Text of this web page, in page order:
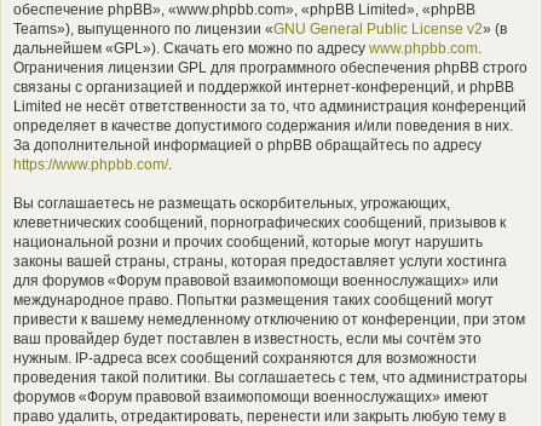
обеспечение phpBB», «www.phpbb.com», «phpBB Limited», «phpBB
Teams»), выпущенного по лицензии «GNU General Public License v2» (в
дальнейшем «GPL»). Скачать его можно по адресу www.phpbb.com.
Ограничения лицензии GPL для программного обеспечения phpBB строго
связаны с организацией и поддержкой интернет-конференций, и phpBB
Limited не несёт ответственности за то, что администрация конференций
определяет в качестве допустимого содержания и/или поведения в них.
За дополнительной информацией о phpBB обращайтесь по адресу
https://www.phpbb.com/.
Вы соглашаетесь не размещать оскорбительных, угрожающих,
клеветнических сообщений, порнографических сообщений, призывов к
национальной розни и прочих сообщений, которые могут нарушить
законы вашей страны, страны, которая предоставляет услуги хостинга
для форумов «Форум правовой взаимопомощи военнослужащих» или
международное право. Попытки размещения таких сообщений могут
привести к вашему немедленному отключению от конференции, при этом
ваш провайдер будет поставлен в известность, если мы сочтём это
нужным. IP-адреса всех сообщений сохраняются для возможности
проведения такой политики. Вы соглашаетесь с тем, что администраторы
форумов «Форум правовой взаимопомощи военнослужащих» имеют
право удалить, отредактировать, перенести или закрыть любую тему в